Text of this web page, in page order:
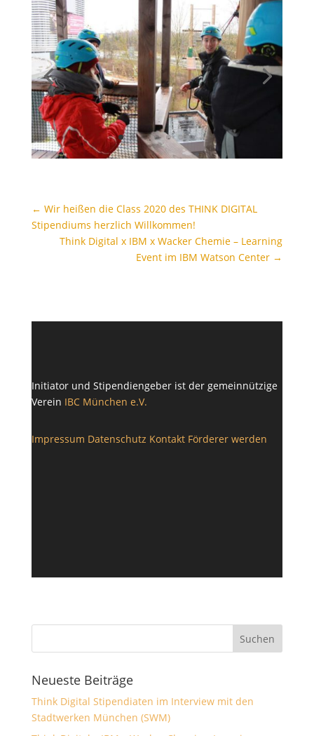
← Wir heißen die Class 2020 des THINK DIGITAL
Stipendiums herzlich Willkommen!
Think Digital x IBM x Wacker Chemie – Learning
Event im IBM Watson Center →
Initiator und Stipendiengeber ist der gemeinnützige
Verein IBC München e.V.
Impressum Datenschutz Kontakt Förderer werden
Neueste Beiträge
Think Digital Stipendiaten im Interview mit den
Stadtwerken München (SWM)